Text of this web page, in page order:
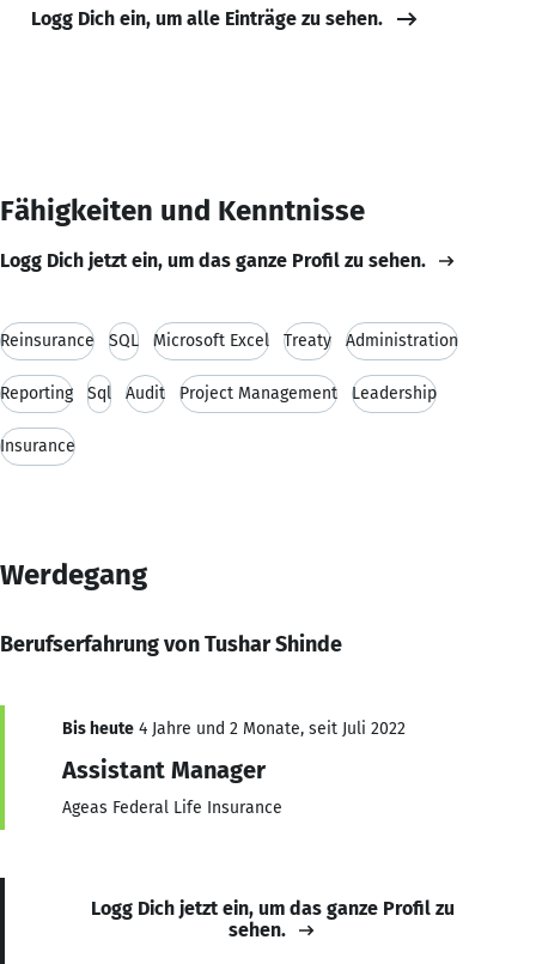
Logg Dich ein, um alle Einträge zu sehen.
Fähigkeiten und Kenntnisse
Logg Dich jetzt ein, um das ganze Profil zu sehen.
Reinsurance SQL Microsoft Excel Treaty Administration
Reporting Sql Audit Project Management Leadership
Insurance
Werdegang
Berufserfahrung von Tushar Shinde
Bis heute 4 Jahre und 2 Monate, seit Juli 2022
Assistant Manager
Ageas Federal Life Insurance
Logg Dich jetzt ein, um das ganze Profil zu
sehen.